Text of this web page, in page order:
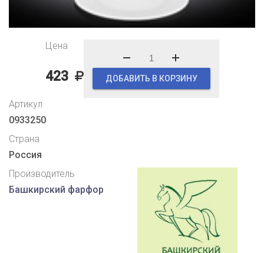
Цена
423 ДОБАВИТЬ В КОРЗИНУ
Артикул
0933250
Страна
Россия
Производитель
Башкирский фарфор